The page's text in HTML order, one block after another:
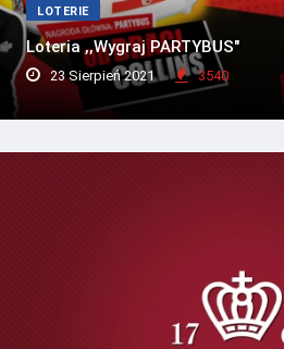
LOTERIE
Loteria ,,Wygraj PARTYBUS"
23 Sierpień 2021 3540